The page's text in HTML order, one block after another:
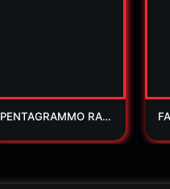
PENTAGRAMMO RAD